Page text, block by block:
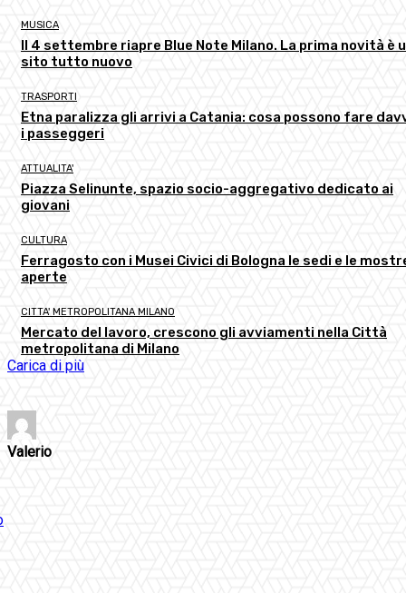
MUSICA
Il 4 settembre riapre Blue Note Milano. La prima novità è
sito tutto nuovo
TRASPORTI
Etna paralizza gli arrivi a Catania: cosa possono fare
i passeggeri
ATTUALITA'
Piazza Selinunte, spazio socio-aggregativo dedicato ai
giovani
CULTURA
Ferragosto con i Musei Civici di Bologna le sedi e le
aperte
CITTA' METROPOLITANA MILANO
Mercato del lavoro, crescono gli avviamenti nella Città
metropolitana di Milano
Carica di più
Valerio